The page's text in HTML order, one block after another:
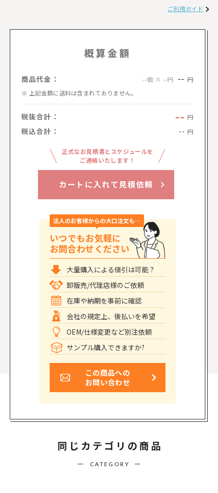
ご利用ガイド
概算金額
商品代金： --個 × --円 -- 円
上記金額に送料は含まれておりません。
税抜合計： -- 円
税込合計： -- 円
正式なお見積書とスケジュールを
ご連絡いたします！
カートに入れて見積依頼
法人のお客様からの大口注文も…
いつでもお気軽に
お問合わせください
大量購入による値引は可能？
卸販売/代理店様のご依頼
在庫や納期を事前に確認
会社の規定上、後払いを希望
OEM/仕様変更など別注依頼
サンプル購入できますか?
この商品への
お問い合わせ
同じカテゴリの商品
CATEGORY